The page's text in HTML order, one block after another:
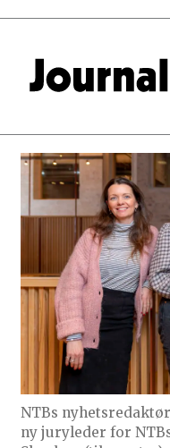
NTBs
ny juryleder for